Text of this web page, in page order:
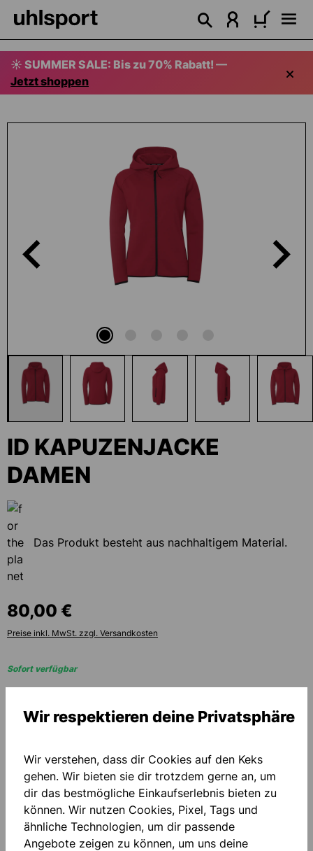
springen
☀️ SUMMER SALE: Bis zu 70% Rabatt! —
Jetzt shoppen
ID KAPUZENJACKE
DAMEN
Das Produkt besteht aus nachhaltigem Material.
80,00 €
Preise inkl. MwSt. zzgl. Versandkosten
Sofort verfügbar
Größe
PERSONALISIERUNG HINZUFÜGEN
Grundpreis
Wir respektieren deine Privatsphäre
Wir verstehen, dass dir Cookies auf den Keks
gehen. Wir bieten sie dir trotzdem gerne an, um
dir das bestmögliche Einkaufserlebnis bieten zu
können. Wir nutzen Cookies, Pixel, Tags und
ähnliche Technologien, um dir passende
Angebote zeigen zu können, um uns deine